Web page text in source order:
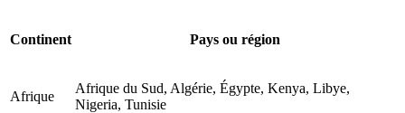
Continent Pays ou région
Afrique
Afrique du Sud, Algérie, Égypte, Kenya, Libye,
Nigeria, Tunisie